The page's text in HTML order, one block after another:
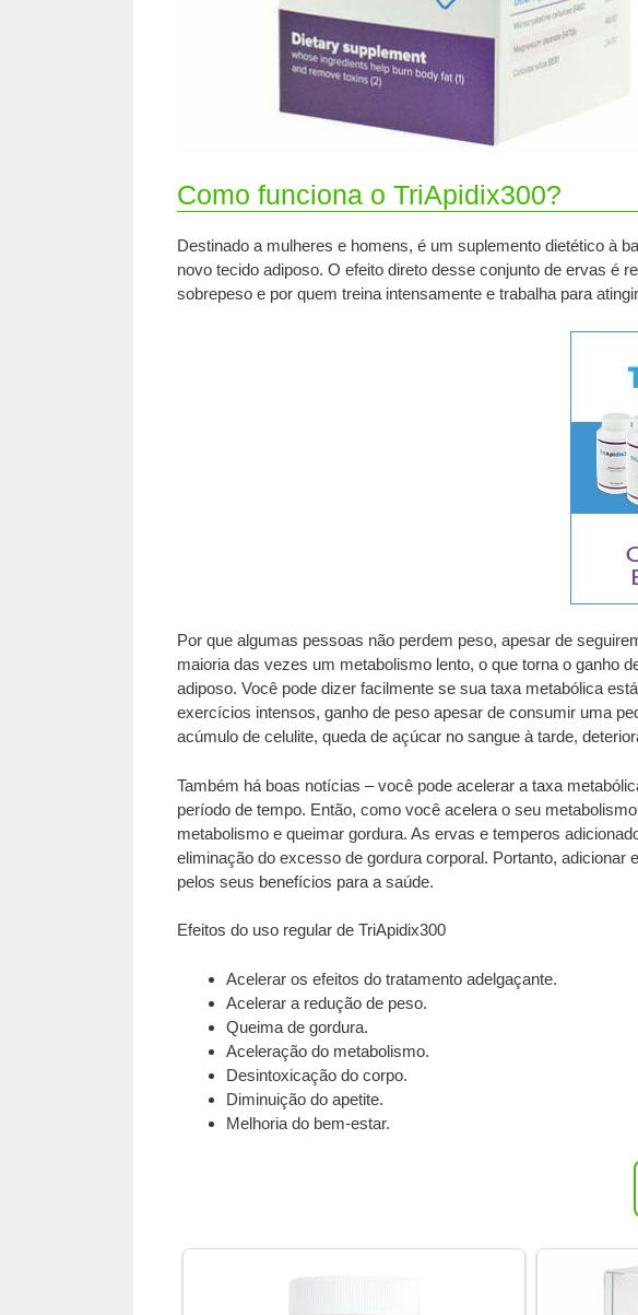
Como funciona o TriApidix300?
Destinado a mulheres e homens, é um suplemento dietético à
novo tecido adiposo. O efeito direto desse conjunto de ervas é
sobrepeso e por quem treina intensamente e trabalha para
Por que algumas pessoas não perdem peso, apesar de
maioria das vezes um metabolismo lento, o que torna o ganho
adiposo. Você pode dizer facilmente se sua taxa metabólica
exercícios intensos, ganho de peso apesar de consumir uma
acúmulo de celulite, queda de açúcar no sangue à tarde,
Também há boas notícias – você pode acelerar a taxa
período de tempo. Então, como você acelera o seu
metabolismo e queimar gordura. As ervas e temperos
eliminação do excesso de gordura corporal. Portanto,
pelos seus benefícios para a saúde.
Efeitos do uso regular de TriApidix300
Acelerar os efeitos do tratamento adelgaçante.
Acelerar a redução de peso.
Queima de gordura.
Aceleração do metabolismo.
Desintoxicação do corpo.
Diminuição do apetite.
Melhoria do bem-estar.